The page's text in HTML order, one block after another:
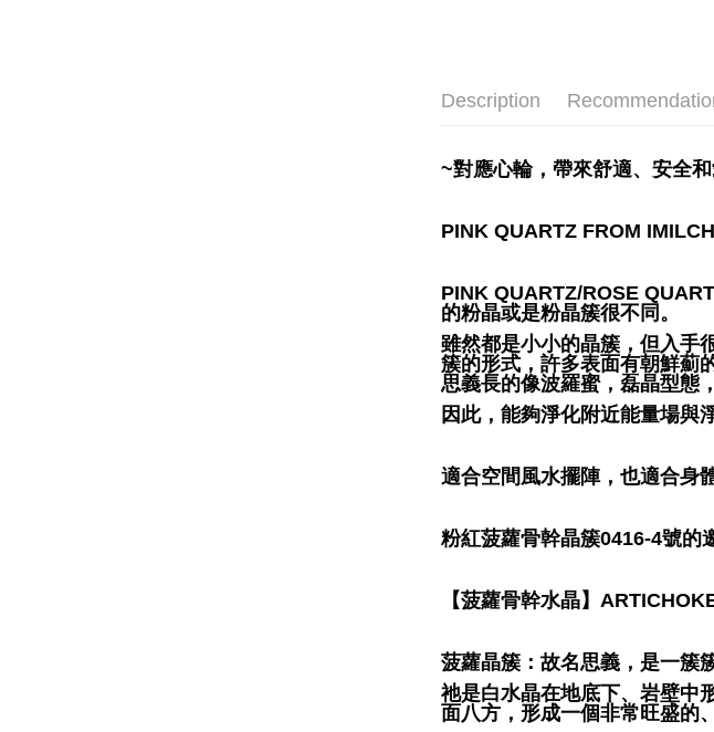
Description
~對應心輪，帶來舒適、安全
PINK QUARTZ FROM
PINK QUARTZ/ROSE
的粉晶或是粉晶簇很不同。
雖然都是小小的晶簇，但入手
簇的形式，許多表面有朝鮮薊
思義長的像波羅蜜，磊晶型態
因此，能夠淨化附近能量場與
適合空間風水擺陣，也適合身
粉紅菠蘿骨幹晶簇0416-4號的
【菠蘿骨幹水晶】
菠蘿晶簇：故名思義，是一簇
祂是白水晶在地底下、岩壁中
面八方，形成一個非常旺盛的